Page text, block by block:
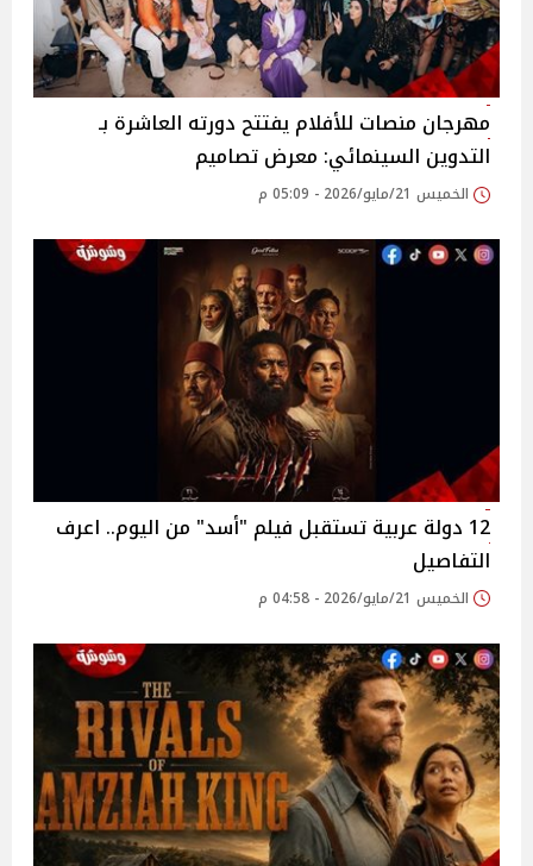
مهرجان منصات للأفلام يفتتح دورته العاشرة بـ
التدوين السينمائي: معرض تصاميم
الخميس 21/مايو/2026 - 05:09 م
12 دولة عربية تستقبل فيلم "أسد" من اليوم.. اعرف
التفاصيل
الخميس 21/مايو/2026 - 04:58 م